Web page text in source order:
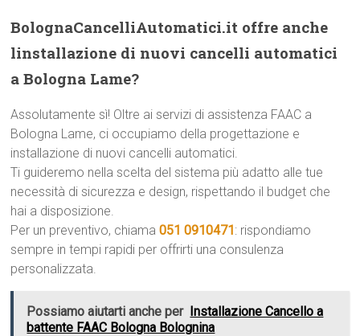
BolognaCancelliAutomatici.it offre anche
linstallazione di nuovi cancelli automatici
a Bologna Lame?
Assolutamente sì! Oltre ai servizi di assistenza FAAC a
Bologna Lame, ci occupiamo della progettazione e
installazione di nuovi cancelli automatici.
Ti guideremo nella scelta del sistema più adatto alle tue
necessità di sicurezza e design, rispettando il budget che
hai a disposizione.
Per un preventivo, chiama051 0910471: rispondiamo
sempre in tempi rapidi per offrirti una consulenza
personalizzata.
Possiamo aiutarti anche per Installazione Cancello a
battente FAAC Bologna Bolognina